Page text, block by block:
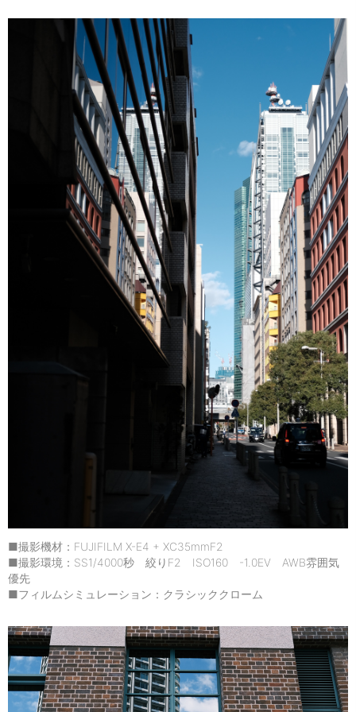
■撮影機材：FUJIFILM X-E4 + XC35mmF2
■撮影環境：SS1/4000秒 絞りF2 ISO160 -1.0EV AWB雰囲気
優先
■フィルムシミュレーション：クラシッククローム